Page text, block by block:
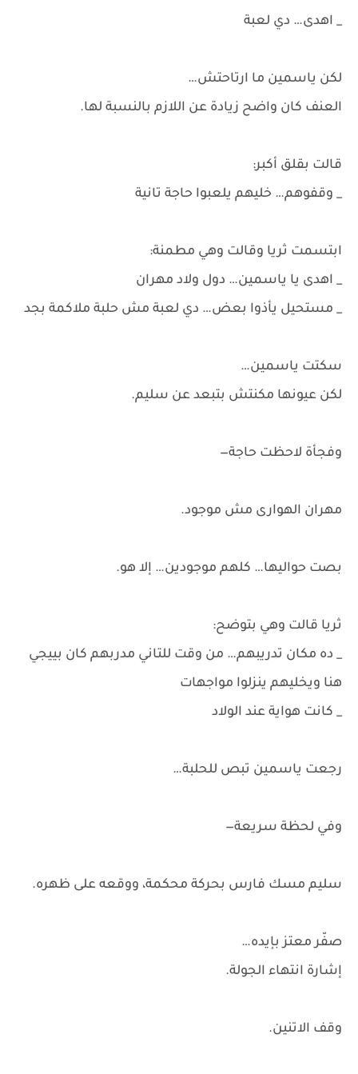
_ اهدى… دي لعبة
لكن ياسمين ما ارتاحتش…
العنف كان واضح زيادة عن اللازم بالنسبة لها.
قالت بقلق أكبر:
_ وقفوهم… خليهم يلعبوا حاجة تانية
ابتسمت ثريا وقالت وهي مطمنة:
_ اهدى يا ياسمين… دول ولاد مهران
_ مستحيل يأذوا بعض… دي لعبة مش حلبة ملاكمة بجد
سكتت ياسمين…
لكن عيونها مكنتش بتبعد عن سليم.
وفجأة لاحظت حاجة—
مهران الهوارى مش موجود.
بصت حواليها… كلهم موجودين… إلا هو.
ثريا قالت وهي بتوضح:
_ ده مكان تدريبهم… من وقت للتاني مدربهم كان بييجي
هنا ويخليهم ينزلوا مواجهات
_ كانت هواية عند الولاد
رجعت ياسمين تبص للحلبة…
وفي لحظة سريعة—
سليم مسك فارس بحركة محكمة، ووقعه على ظهره.
صفّر معتز بإيده…
إشارة انتهاء الجولة.
وقف الاتنين.